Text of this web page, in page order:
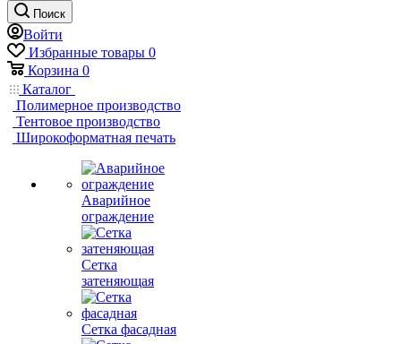
Поиск
Войти
Избранные товары 0
Корзина 0
Каталог
Полимерное производство
Тентовое производство
Широкоформатная печать
Аварийное
ограждение
Сетка
затеняющая
Сетка фасадная